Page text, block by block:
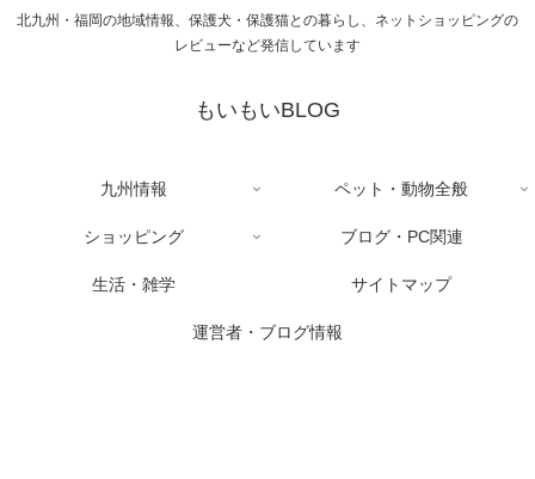
北九州・福岡の地域情報、保護犬・保護猫との暮らし、ネットショッピングの
レビューなど発信しています
もいもいBLOG
九州情報 ペット・動物全般
ショッピング ブログ・PC関連
生活・雑学 サイトマップ
運営者・ブログ情報